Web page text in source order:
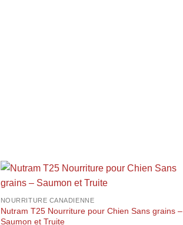
+
NOURRITURE CANADIENNE
Nutram T25 Nourriture pour Chien Sans grains –
Saumon et Truite